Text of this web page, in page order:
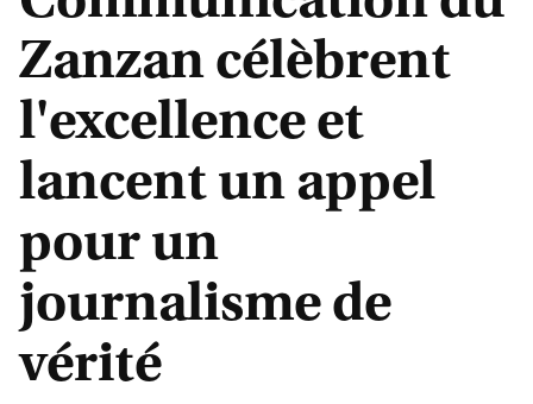
Zanzan célèbrent
l'excellence et
lancent un appel
pour un
journalisme de
vérité